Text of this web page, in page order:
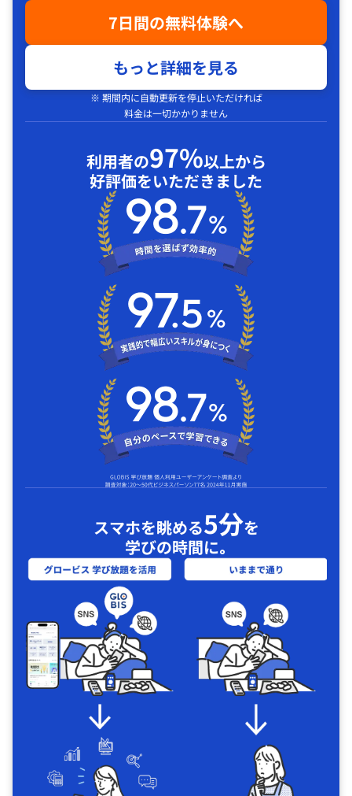
7日間の無料体験へ
もっと詳細を見る
※ 期間内に自動更新を停止いただければ
料金は一切かかりません
利用者の97%以上から
好評価をいただきました
スマホを眺める5分を
学びの時間に｡